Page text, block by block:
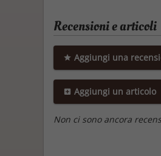
Recensioni e articoli
Aggiungi una
Aggiungi un articolo
Non ci sono ancora